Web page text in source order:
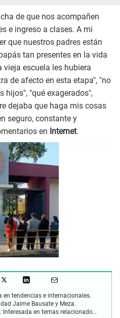
de que nos acompañen
e ingreso a clases. A mi
que nuestros padres están
tan presentes en la vida
vieja escuela les hubiera
de afecto en esta etapa", "no
hijos", "qué exagerados",
dejaba que haga mis cosas
seguro, constante y
en Internet.
en tendencias e internacionales.
Jaime Bausate y Meza.
Interesada en temas relacionados